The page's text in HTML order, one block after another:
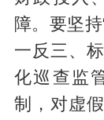
障。要坚
一反三、
化巡查监
制，对虚